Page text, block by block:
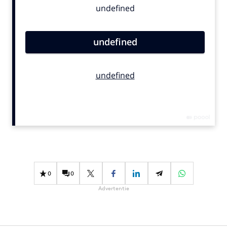
Contentmarketing
Effectiviteit
Gedragsverandering
Martech
0 0
Advertentie